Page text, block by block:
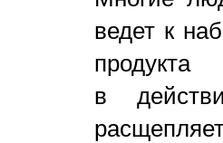
ведет к
в